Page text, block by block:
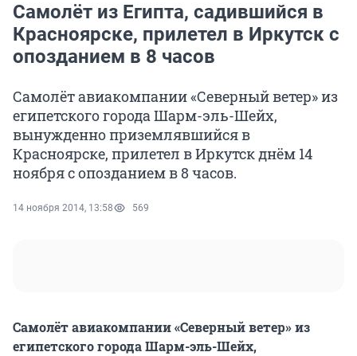
Самолёт из Египта, садившийся в
Красноярске, прилетел в Иркутск с
опозданием в 8 часов
Самолёт авиакомпании «Северный ветер» из
египетского города Шарм-эль-Шейх,
вынужденно приземлявшийся в
Красноярске, прилетел в Иркутск днём 14
ноября с опозданием в 8 часов.
14 ноября 2014, 13:58 569
Cамолёт авиакомпании «Северный ветер» из
египетского города Шарм-эль-Шейх,